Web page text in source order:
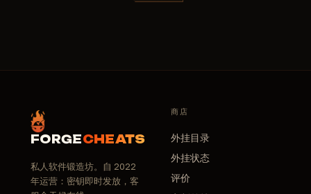
FORGECHEATS
私人软件锻造坊。自 2022
年运营：密钥即时发放，客
商店
外挂目录
外挂状态
评价